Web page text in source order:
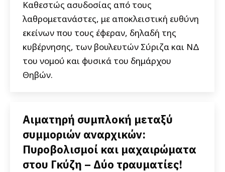
Καθεστώς ασυδοσίας από τους
λαθρομετανάστες, με αποκλειστική ευθύνη
εκείνων που τους έφεραν, δηλαδή της
κυβέρνησης, των βουλευτών Σύριζα και ΝΔ
του νομού και φυσικά του δημάρχου
Θηβών.
Αιματηρή συμπλοκή μεταξύ
συμμοριών αναρχικών:
Πυροβολισμοί και μαχαιρώματα
στου Γκύζη – Δύο τραυματίες!